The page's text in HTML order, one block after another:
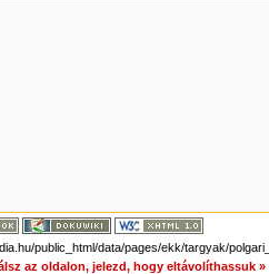
public_html/data/pages/ekk/targyak/
az oldalon, jelezd, hogy eltávolíthassuk »